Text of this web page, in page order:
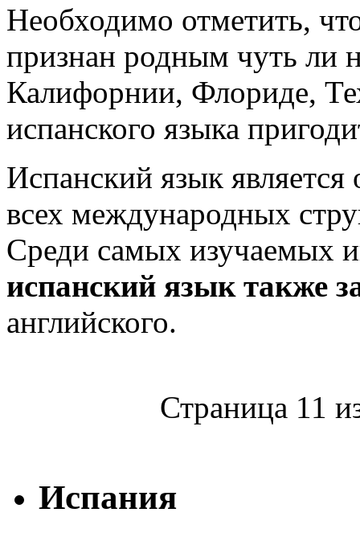
Необходимо отметить,
признан родным чуть ли
Калифорнии, Флориде,
испанского языка
Испанский язык
всех международных
Среди самых изучаемых
испанский язык также
английского.
Страница 11
Испания